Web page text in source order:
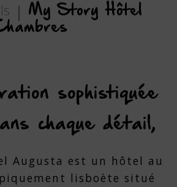
My Story Hôtel
sophistiquée
chaque détail,
Augusta est un hôtel au
lisboète situé